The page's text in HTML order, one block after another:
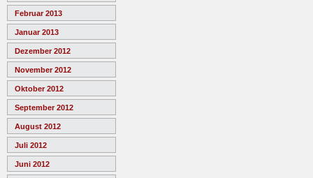
Februar 2013
Januar 2013
Dezember 2012
November 2012
Oktober 2012
September 2012
August 2012
Juli 2012
Juni 2012